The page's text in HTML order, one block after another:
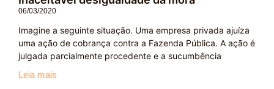
06/03/2020
Imagine a seguinte situação. Uma empresa privada ajuíza
uma ação de cobrança contra a Fazenda Pública. A ação é
julgada parcialmente procedente e a sucumbência
Leia mais